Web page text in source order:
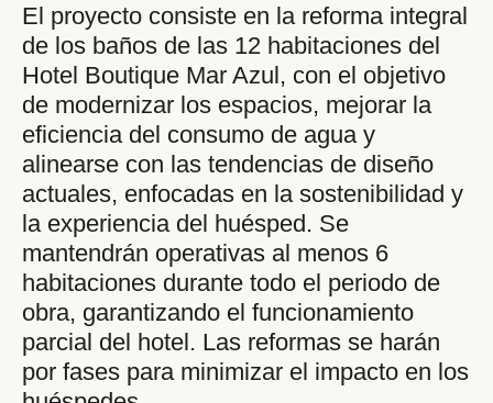
El proyecto consiste en la reforma integral
de los baños de las 12 habitaciones del
Hotel Boutique Mar Azul, con el objetivo
de modernizar los espacios, mejorar la
eficiencia del consumo de agua y
alinearse con las tendencias de diseño
actuales, enfocadas en la sostenibilidad y
la experiencia del huésped. Se
mantendrán operativas al menos 6
habitaciones durante todo el periodo de
obra, garantizando el funcionamiento
parcial del hotel. Las reformas se harán
por fases para minimizar el impacto en los